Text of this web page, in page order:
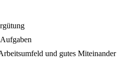
und gutes Miteinander